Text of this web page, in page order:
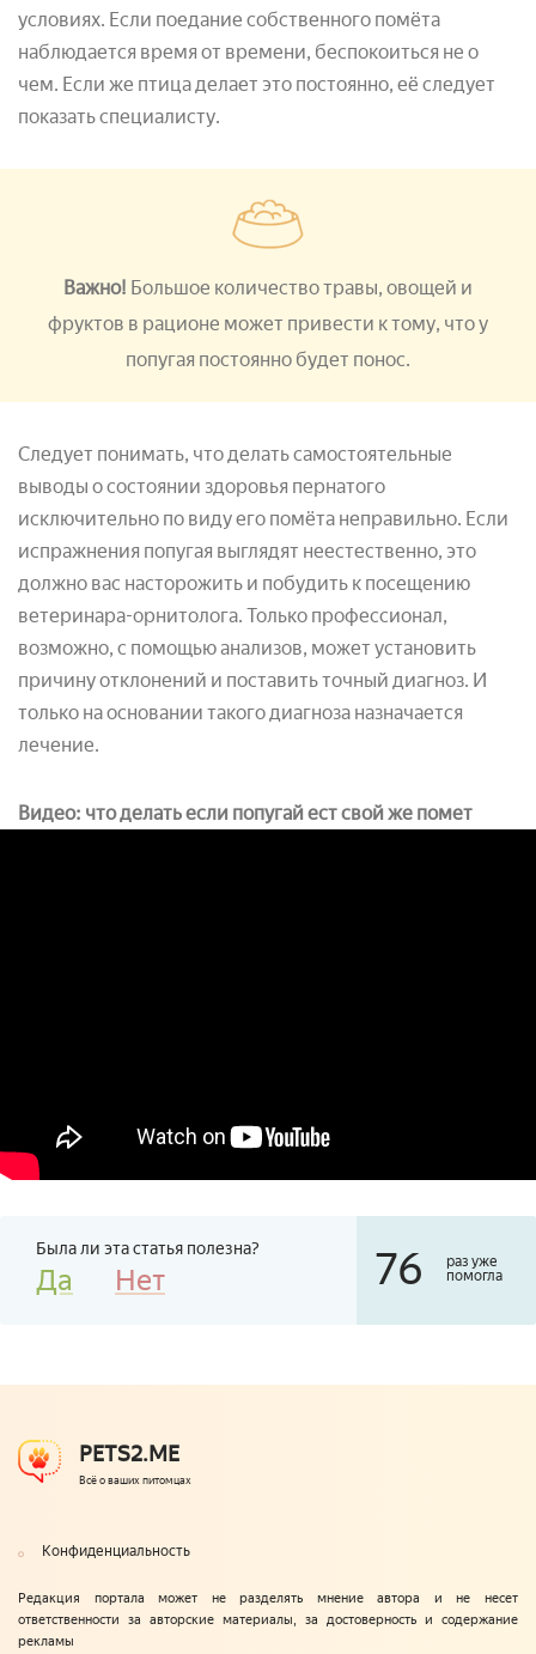
условиях. Если поедание собственного помёта
наблюдается время от времени, беспокоиться не о
чем. Если же птица делает это постоянно, её следует
показать специалисту.
Важно! Большое количество травы, овощей и
фруктов в рационе может привести к тому, что у
попугая постоянно будет понос.
Следует понимать, что делать самостоятельные
выводы о состоянии здоровья пернатого
исключительно по виду его помёта неправильно. Если
испражнения попугая выглядят неестественно, это
должно вас насторожить и побудить к посещению
ветеринара-орнитолога. Только профессионал,
возможно, с помощью анализов, может установить
причину отклонений и поставить точный диагноз. И
только на основании такого диагноза назначается
лечение.
Видео: что делать если попугай ест свой же помет
Была ли эта статья полезна?
Да Нет 76
раз уже
помогла
PETS2.ME
Всё о ваших питомцах
Конфиденциальность
Редакция портала может не разделять мнение автора и не несет
ответственности за авторские материалы, за достоверность и содержание
рекламы